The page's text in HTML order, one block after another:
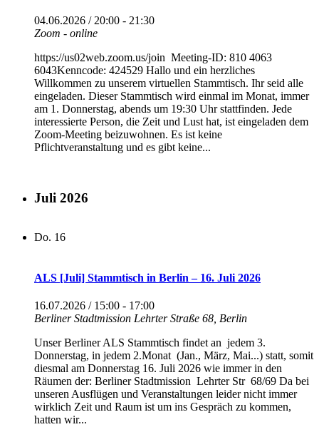
04.06.2026 / 20:00 - 21:30
Zoom - online
https://us02web.zoom.us/join Meeting-ID: 810 4063
6043Kenncode: 424529 Hallo und ein herzliches
Willkommen zu unserem virtuellen Stammtisch. Ihr seid alle
eingeladen. Dieser Stammtisch wird einmal im Monat, immer
am 1. Donnerstag, abends um 19:30 Uhr stattfinden. Jede
interessierte Person, die Zeit und Lust hat, ist eingeladen dem
Zoom-Meeting beizuwohnen. Es ist keine
Pflichtveranstaltung und es gibt keine...
Juli 2026
Do. 16
ALS [Juli] Stammtisch in Berlin – 16. Juli 2026
16.07.2026 / 15:00 - 17:00
Berliner Stadtmission Lehrter Straße 68, Berlin
Unser Berliner ALS Stammtisch findet an jedem 3.
Donnerstag, in jedem 2.Monat (Jan., März, Mai...) statt, somit
diesmal am Donnerstag 16. Juli 2026 wie immer in den
Räumen der: Berliner Stadtmission Lehrter Str 68/69 Da bei
unseren Ausflügen und Veranstaltungen leider nicht immer
wirklich Zeit und Raum ist um ins Gespräch zu kommen,
hatten wir...